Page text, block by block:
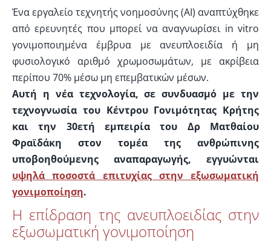
Ένα εργαλείο τεχνητής νοημοσύνης (AI) αναπτύχθηκε
από ερευνητές που μπορεί να αναγνωρίσει in vitro
γονιμοποιημένα έμβρυα με ανευπλοειδία ή μη
φυσιολογικό αριθμό χρωμοσωμάτων, με ακρίβεια
περίπου 70% μέσω μη επεμβατικών μέσων.
Αυτή η νέα τεχνολογία, σε συνδυασμό με την
τεχνογνωσία του Κέντρου Γονιμότητας Κρήτης
και την 30ετή εμπειρία του Δρ Ματθαίου
Φραϊδάκη στον τομέα της ανθρώπινης
υποβοηθούμενης αναπαραγωγής, εγγυώνται
υψηλά ποσοστά επιτυχίας στην εξωσωματική
γονιμοποίηση.
Η επίδραση της ανευπλοειδίας στην
εξωσωματική γονιμοποίηση